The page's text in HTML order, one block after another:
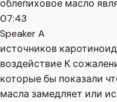
облепиховое масло
07:43
Speaker A
источников
воздействие К
которые бы показали
масла замедляет или